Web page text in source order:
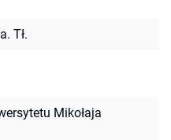
Tł.
Mikołaja